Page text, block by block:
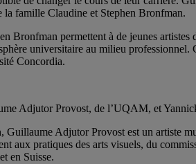
la famille Claudine et Stephen Bronfman.
Bronfman permettent à de jeunes
universitaire au milieu
Concordia.
Adjutor Provost, de l’UQAM, et
Adjutor Provost est un artiste
aux pratiques des arts visuels, du
en Suisse.